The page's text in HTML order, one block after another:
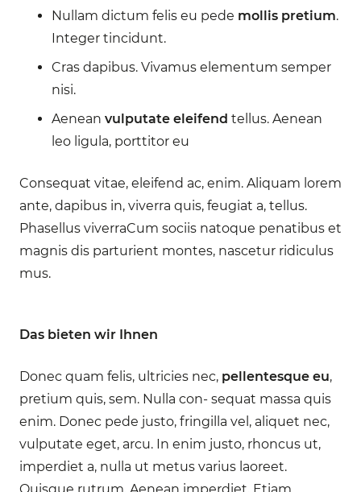
Nullam dictum felis eu pede mollis pretium.
Integer tincidunt.
Cras dapibus. Vivamus elementum semper
nisi.
Aenean vulputate eleifend tellus. Aenean
leo ligula, porttitor eu
Consequat vitae, eleifend ac, enim. Aliquam lorem
ante, dapibus in, viverra quis, feugiat a, tellus.
Phasellus viverraCum sociis natoque penatibus et
magnis dis parturient montes, nascetur ridiculus
mus.
Donec quam felis, ultricies nec, pellentesque eu,
pretium quis, sem. Nulla con- sequat massa quis
enim. Donec pede justo, fringilla vel, aliquet nec,
vulputate eget, arcu. In enim justo, rhoncus ut,
imperdiet a, nulla ut metus varius laoreet.
Das bieten wir Ihnen